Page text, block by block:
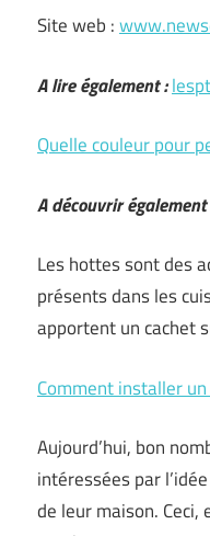
Site web :
A lire également :
Quelle couleur pour
A découvrir également
Les hottes sont des
présents dans les
apportent un cachet
Comment installer un
Aujourd’hui, bon
intéressées par
de leur maison.